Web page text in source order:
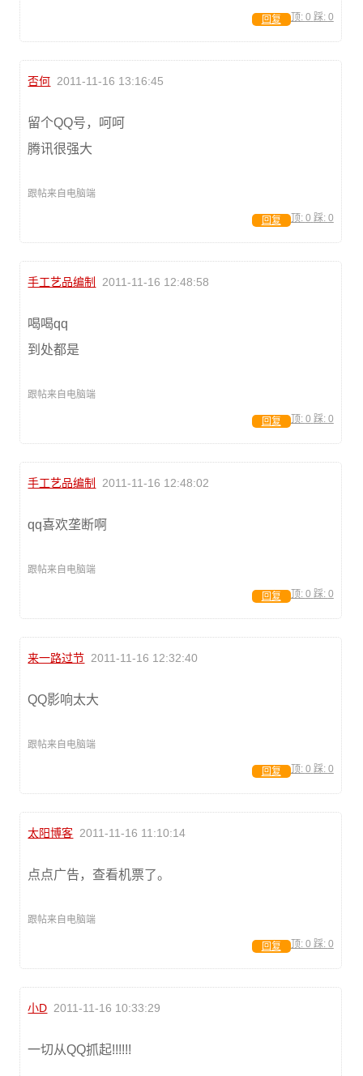
顶: 0 踩: 0
回复
否何 2011-11-16 13:16:45
留个QQ号，呵呵
腾讯很强大
跟帖来自电脑端
顶: 0 踩: 0
回复
手工艺品编制 2011-11-16 12:48:58
喝喝qq
到处都是
跟帖来自电脑端
顶: 0 踩: 0
回复
手工艺品编制 2011-11-16 12:48:02
qq喜欢垄断啊
跟帖来自电脑端
顶: 0 踩: 0
回复
来一路过节 2011-11-16 12:32:40
QQ影响太大
跟帖来自电脑端
顶: 0 踩: 0
回复
太阳博客 2011-11-16 11:10:14
点点广告，查看机票了。
跟帖来自电脑端
顶: 0 踩: 0
回复
小D 2011-11-16 10:33:29
一切从QQ抓起!!!!!!